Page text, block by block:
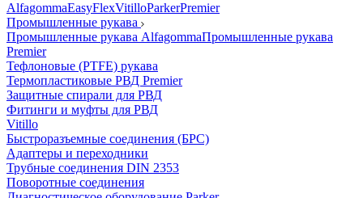
AlfagommaEasyFlexVitilloParkerPremier
Промышленные рукава
Промышленные рукава AlfagommaПромышленные рукава
Premier
Тефлоновые (PTFE) рукава
Термопластиковые РВД Premier
Защитные спирали для РВД
Фитинги и муфты для РВД
Vitillo
Быстроразъемные соединения (БРС)
Адаптеры и переходники
Трубные соединения DIN 2353
Поворотные соединения